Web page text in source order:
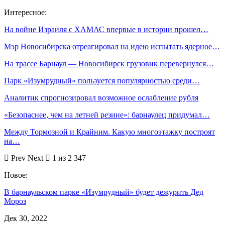
Интересное:
На войне Израиля с ХАМАС впервые в истории прошел…
Мэр Новосибирска отреагировал на идею испытать ядерное…
На трассе Барнаул — Новосибирск грузовик перевернулся…
Парк «Изум­рудный» пользуется популярностью среди…
Аналитик спрогнозировал возможное ослабление рубля
«Безопаснее, чем на летней резине»: барнаулец придумал…
Между Тормозной и Крайним. Какую многоэтажку построят
на…
Prev Next
1 из 2 347
Новое:
В барнаульском парке «Изумрудный» будет дежурить Дед
Мороз
Дек 30, 2022